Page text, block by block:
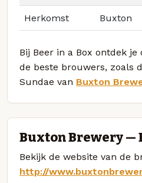
Herkomst Buxton
Bij Beer in a Box ontdek
de beste brouwers, zoals
Sundae van Buxton
Buxton Brewery —
Bekijk de website van de
http://